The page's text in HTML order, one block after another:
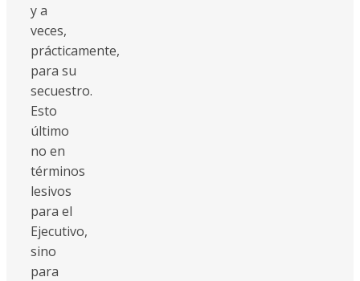
y a
veces,
prácticamente,
para su
secuestro.
Esto
último
no en
términos
lesivos
para el
Ejecutivo,
sino
para